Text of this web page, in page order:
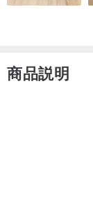
商品説明